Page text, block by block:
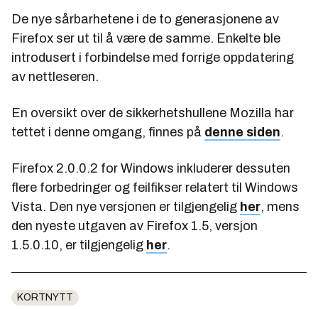
De nye sårbarhetene i de to generasjonene av
Firefox ser ut til å være de samme. Enkelte ble
introdusert i forbindelse med forrige oppdatering
av nettleseren.
En oversikt over de sikkerhetshullene Mozilla har
tettet i denne omgang, finnes på denne siden.
Firefox 2.0.0.2 for Windows inkluderer dessuten
flere forbedringer og feilfikser relatert til Windows
Vista. Den nye versjonen er tilgjengelig her, mens
den nyeste utgaven av Firefox 1.5, versjon
1.5.0.10, er tilgjengelig her.
KORTNYTT